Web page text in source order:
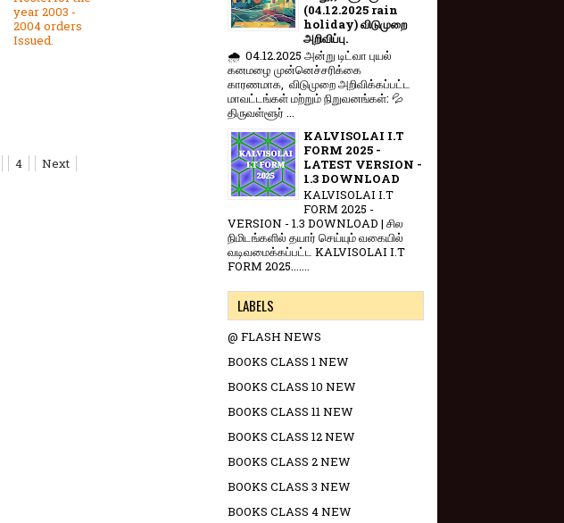
year 2003 -
2004 orders
Issued.
4 Next
(04.12.2025 rain
holiday) விடுமுறை
அறிவிப்பு.
🌧️ 04.12.2025 அன்று டிட்வா புயல்
கனமழை முன்னெச்சரிக்கை
காரணமாக, விடுமுறை அறிவிக்கப்பட்ட
மாவட்டங்கள் மற்றும் நிறுவனங்கள்: 💦
திருவள்ளூர் ...
KALVISOLAI I.T
FORM 2025 -
LATEST VERSION -
1.3 DOWNLOAD
KALVISOLAI I.T
FORM 2025 -
VERSION - 1.3 DOWNLOAD | சில
நிமிடங்களில் தயார் செய்யும் வகையில்
வடிவமைக்கப்பட்ட KALVISOLAI I.T
FORM 2025.......
LABELS
@ FLASH NEWS
BOOKS CLASS 1 NEW
BOOKS CLASS 10 NEW
BOOKS CLASS 11 NEW
BOOKS CLASS 12 NEW
BOOKS CLASS 2 NEW
BOOKS CLASS 3 NEW
BOOKS CLASS 4 NEW